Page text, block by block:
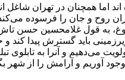
روح و جان را فرسوده
به قول غلامحسین حسن
باید گسترش پیدا کند
می‌دهیم و آنرا به تابلوی
آوریم و آرامش را از شهر